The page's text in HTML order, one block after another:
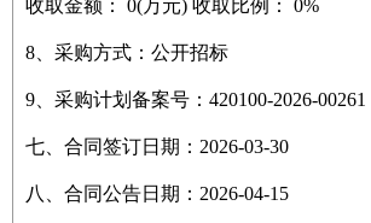
收取金额： 0(万元) 收取比例： 0%
8、采购方式：公开招标
9、采购计划备案号：420100-2026-00261
七、合同签订日期：2026-03-30
八、合同公告日期：2026-04-15